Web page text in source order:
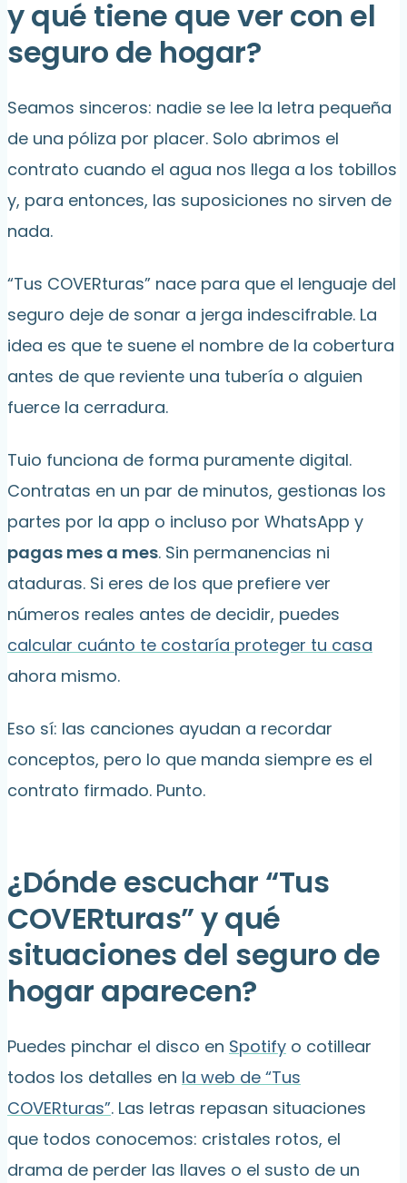
y qué tiene que ver con el
seguro de hogar?
Seamos sinceros: nadie se lee la letra pequeña
de una póliza por placer. Solo abrimos el
contrato cuando el agua nos llega a los tobillos
y, para entonces, las suposiciones no sirven de
nada.
“Tus COVERturas” nace para que el lenguaje del
seguro deje de sonar a jerga indescifrable. La
idea es que te suene el nombre de la cobertura
antes de que reviente una tubería o alguien
fuerce la cerradura.
Tuio funciona de forma puramente digital.
Contratas en un par de minutos, gestionas los
partes por la app o incluso por WhatsApp y
pagas mes a mes. Sin permanencias ni
ataduras. Si eres de los que prefiere ver
números reales antes de decidir, puedes
calcular cuánto te costaría proteger tu casa
ahora mismo.
Eso sí: las canciones ayudan a recordar
conceptos, pero lo que manda siempre es el
contrato firmado. Punto.
¿Dónde escuchar “Tus
COVERturas” y qué
situaciones del seguro de
hogar aparecen?
Puedes pinchar el disco en Spotify o cotillear
todos los detalles en la web de “Tus
COVERturas”. Las letras repasan situaciones
que todos conocemos: cristales rotos, el
drama de perder las llaves o el susto de un